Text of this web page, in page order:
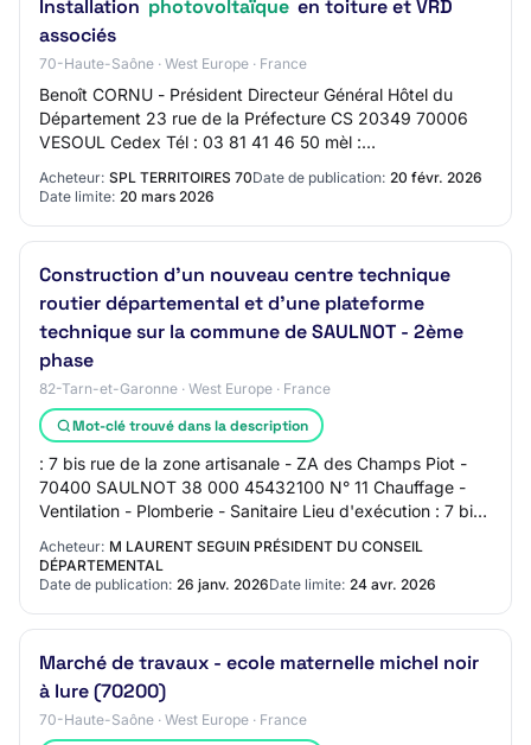
Installation photovoltaïque en toiture et VRD
associés
70-Haute-Saône · West Europe · France
Benoît CORNU - Président Directeur Général Hôtel du
Département 23 rue de la Préfecture CS 20349 70006
VESOUL Cedex Tél : 03 81 41 46 50 mèl :
bfc.f…
Acheteur: SPL TERRITOIRES 70Date de publication: 20 févr. 2026
Date limite: 20 mars 2026
Construction d'un nouveau centre technique
routier départemental et d'une plateforme
technique sur la commune de SAULNOT - 2ème
phase
82-Tarn-et-Garonne · West Europe · France
Mot-clé trouvé dans la description
: 7 bis rue de la zone artisanale - ZA des Champs Piot -
70400 SAULNOT 38 000 45432100 N° 11 Chauffage -
Ventilation - Plomberie - Sanitaire Lieu d'exécution : 7 bis
rue de la zone artisanale - ZA de…
Acheteur: M LAURENT SEGUIN PRÉSIDENT DU CONSEIL
DÉPARTEMENTAL
Date de publication: 26 janv. 2026Date limite: 24 avr. 2026
Marché de travaux - ecole maternelle michel noir
à lure (70200)
70-Haute-Saône · West Europe · France